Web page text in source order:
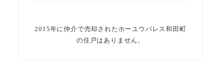
2015年に仲介で売却されたホーユウパレス和田町
の住戸はありません。